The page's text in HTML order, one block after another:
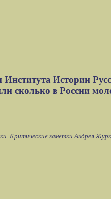
Института Истории
сколько в России
Критические заметки Андрея